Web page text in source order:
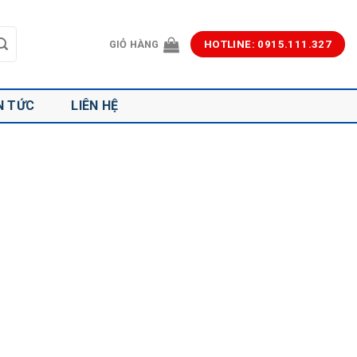
GIỎ HÀNG HOTLINE: 0915.111.327
TỨC LIÊN HỆ